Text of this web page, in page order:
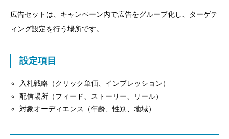
広告セットは、キャンペーン内で広告をグループ化し、ターゲテ
ィング設定を行う場所です。
設定項目
入札戦略（クリック単価、インプレッション）
配信場所（フィード、ストーリー、リール）
対象オーディエンス（年齢、性別、地域）